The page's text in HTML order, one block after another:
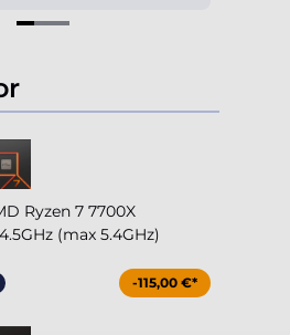
Ryzen 7 7700X
(max 5.4GHz)
-115,00 €*